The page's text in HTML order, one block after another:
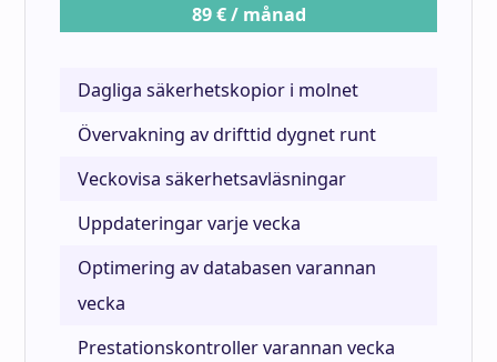
89 € / månad
Dagliga säkerhetskopior i molnet
Övervakning av drifttid dygnet runt
Veckovisa säkerhetsavläsningar
Uppdateringar varje vecka
Optimering av databasen varannan
vecka
Prestationskontroller varannan vecka